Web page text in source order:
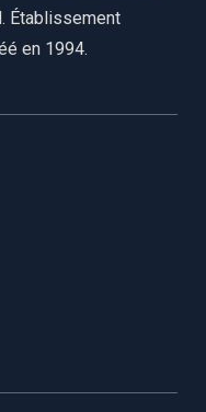
Établissement
en 1994.